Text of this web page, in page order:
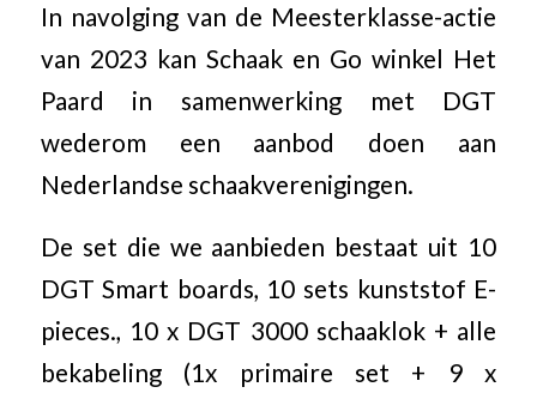
In navolging van de Meesterklasse-actie
van 2023 kan Schaak en Go winkel Het
Paard in samenwerking met DGT
wederom een aanbod doen aan
Nederlandse schaakverenigingen.
De set die we aanbieden bestaat uit 10
DGT Smart boards, 10 sets kunststof E-
pieces., 10 x DGT 3000 schaaklok + alle
bekabeling (1x primaire set + 9 x